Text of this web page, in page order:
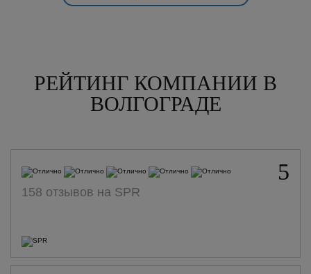
РЕЙТИНГ КОМПАНИИ В
ВОЛГОГРАДЕ
5
158 отзывов на SPR